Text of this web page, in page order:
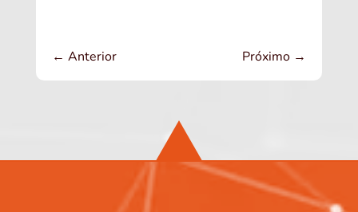
← Anterior Próximo →